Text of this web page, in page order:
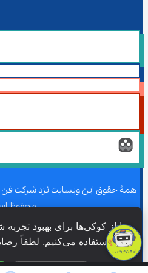
همۀ حقوق این وبسایت نزد شرکت فن
محفوظ
همۀ حقوق این وبسایت نزد شرکت فن
محفوظ است.
ما از کوکی‌ها برای
استفاده می‌کنیم. لطفاً رضایت خود را اعلام کنید.